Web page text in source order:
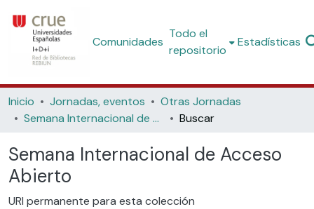
Comunidades
Todo el
repositorio
Estadísticas
Inicio Jornadas, eventos
Otras Jornadas
Semana Internacional de Acceso Abierto
Buscar
Semana Internacional de Acceso
Abierto
URI permanente para esta colección